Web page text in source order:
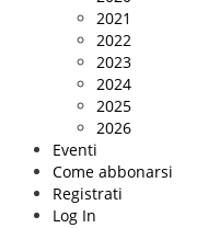
2021
2022
2023
2024
2025
2026
Eventi
Come abbonarsi
Registrati
Log In